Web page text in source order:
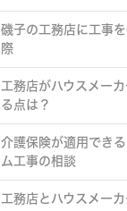
磯子の工務店に工事
際
工務店がハウスメー
る点は？
介護保険が適用でき
ム工事の相談
工務店とハウスメー